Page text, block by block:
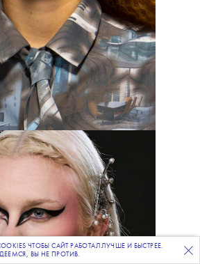
НА НАШУ ВЕЧЕРНЮЮ РАССЫЛКУ
мейкап-средств.
ЧТОБЫ САЙТ РАБОТАЛ ЛУЧШЕ И БЫСТРЕЕ.
ВЫ НЕ ПРОТИВ.